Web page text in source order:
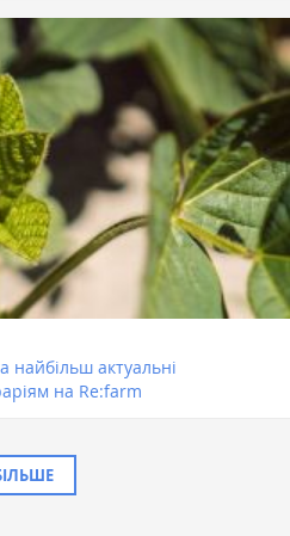
найбільш актуальні
на Re:farm